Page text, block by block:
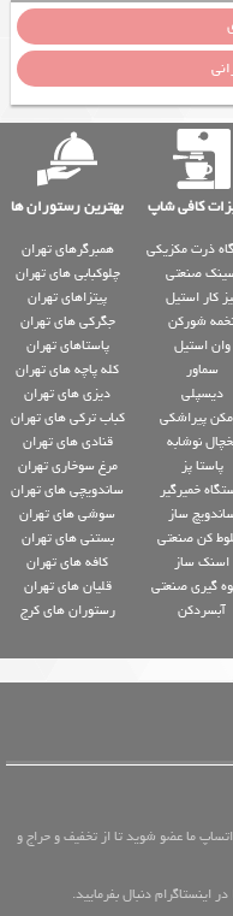
کافی شاپ بهترین رستوران ها
ذرت مکزیکی
صنعتی
کار استیل
شورکن
وان استیل
سماور
دیسپلی
پیراشکی
نوشابه
پاستا پز
خمیرگیر
ساز
کن صنعتی
اسنک ساز
گیری صنعتی
آبسردکن
همبرگرهای تهران
چلوکبابی های تهران
پیتزاهای تهران
جگرکی های تهران
پاستاهای تهران
کله پاچه های تهران
دیزی های تهران
کباب ترکی های تهران
قنادی های تهران
مرغ سوخاری تهران
ساندویچی های تهران
سوشی های تهران
بستنی های تهران
کافه های تهران
قلیان های تهران
رستوران های کرج
ما عضو شوید تا از تخفیف و حراج و
دنبال بفرمایید.